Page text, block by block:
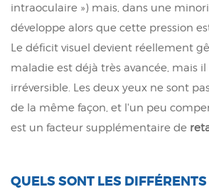
intraoculaire ») mais, dans une
développe alors que cette pression
Le déficit visuel devient réellement
maladie est déjà très avancée, mais il
irréversible. Les deux yeux ne sont
de la même façon, et l'un peu
est un facteur supplémentaire de
QUELS SONT LES